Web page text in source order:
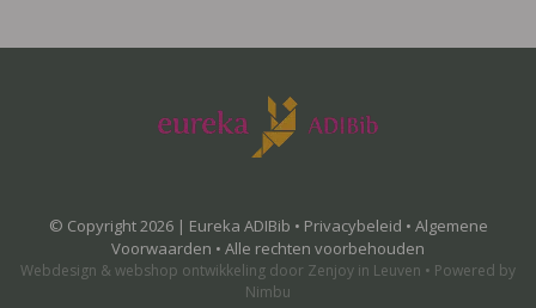
© Copyright 2026 | Eureka ADIBib • Privacybeleid • Algemene
Voorwaarden • Alle rechten voorbehouden
Webdesign & webshop ontwikkeling door Zenjoy in Leuven • Powered by
Nimbu